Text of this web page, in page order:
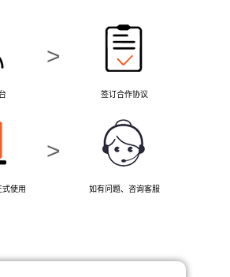
>
签订合作协议
式使用
>
如有问题、咨询客服